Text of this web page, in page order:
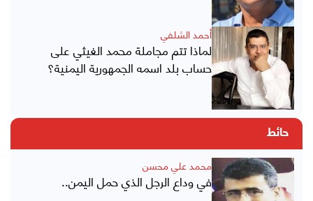
أحمد الشلفي
لماذا تتم مجاملة محمد الغيثي على
حساب بلد اسمه الجمهورية اليمنية؟
حائط
محمد علي محسن
في وداع الرجل الذي حمل اليمن..